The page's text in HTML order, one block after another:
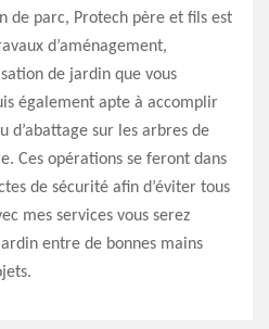
de parc, Protech père et fils est
d’aménagement,
de jardin que vous
également apte à accomplir
d’abattage sur les arbres de
Ces opérations se feront dans
de sécurité afin d’éviter tous
mes services vous serez
entre de bonnes mains